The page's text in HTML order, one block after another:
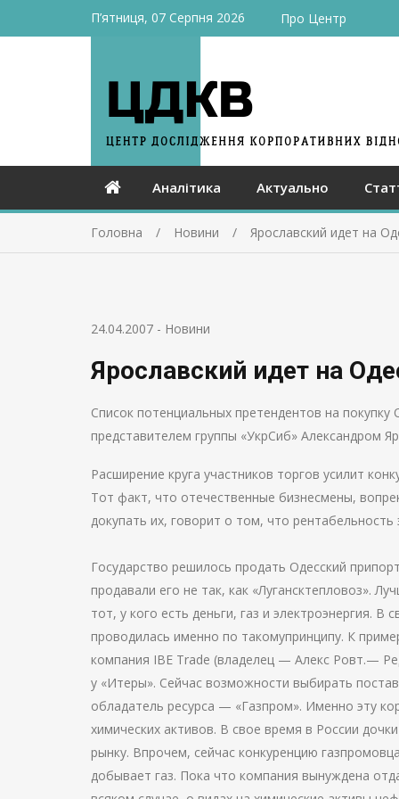
П’ятниця, 07 Серпня 2026 Про Центр
Аналітика Актуально
Головна Новини Ярославский идет на
24.04.2007 - Новини
Ярославский идет на
Список потенциальных претендентов на
представителем группы «УкрСиб» Александром
Расширение круга участников торгов усилит
Тот факт, что отечественные бизнесмены,
докупать их, говорит о том, что
Государство решилось продать Одесский
продавали его не так, как «Лугансктепловоз».
тот, у кого есть деньги, газ и электроэнергия.
проводилась именно по такомупринципу. К
компания IBE Trade (владелец — Алекс Ровт.—
у «Итеры». Сейчас возможности выбирать
обладатель ресурса — «Газпром». Именно эту
химических активов. В свое время в России
рынку. Впрочем, сейчас конкуренцию
добывает газ. Пока что компания вынуждена